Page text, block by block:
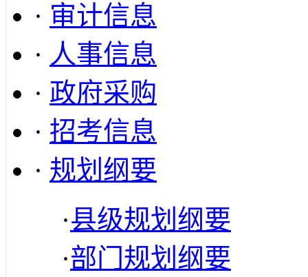
· 审计信息
· 人事信息
· 政府采购
· 招考信息
· 规划纲要
·县级规划纲要
·部门规划纲要